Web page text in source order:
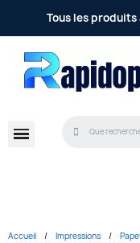
Tous les
Accueil Impressions